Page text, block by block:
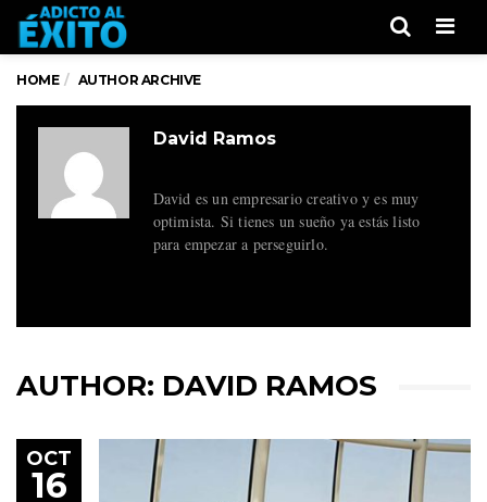
HOME AUTHOR ARCHIVE
David Ramos
David es un empresario creativo y es muy
optimista. Si tienes un sueño ya estás listo
para empezar a perseguirlo.
AUTHOR: DAVID RAMOS
OCT
16